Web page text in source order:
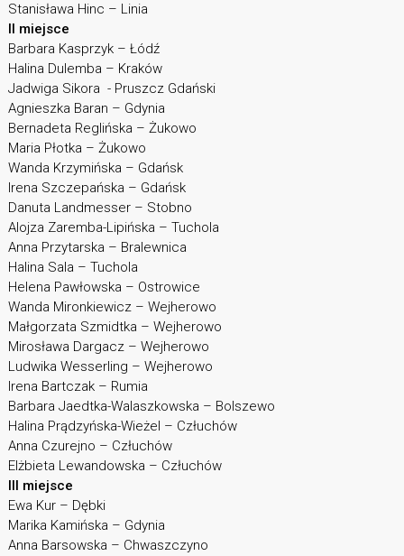
Stanisława Hinc – Linia
II miejsce
Barbara Kasprzyk – Łódź
Halina Dulemba – Kraków
Jadwiga Sikora - Pruszcz Gdański
Agnieszka Baran – Gdynia
Bernadeta Reglińska – Żukowo
Maria Płotka – Żukowo
Wanda Krzymińska – Gdańsk
Irena Szczepańska – Gdańsk
Danuta Landmesser – Stobno
Alojza Zaremba-Lipińska – Tuchola
Anna Przytarska – Bralewnica
Halina Sala – Tuchola
Helena Pawłowska – Ostrowice
Wanda Mironkiewicz – Wejherowo
Małgorzata Szmidtka – Wejherowo
Mirosława Dargacz – Wejherowo
Ludwika Wesserling – Wejherowo
Irena Bartczak – Rumia
Barbara Jaedtka-Walaszkowska – Bolszewo
Halina Prądzyńska-Wieżel – Człuchów
Anna Czurejno – Człuchów
Elżbieta Lewandowska – Człuchów
III miejsce
Ewa Kur – Dębki
Marika Kamińska – Gdynia
Anna Barsowska – Chwaszczyno